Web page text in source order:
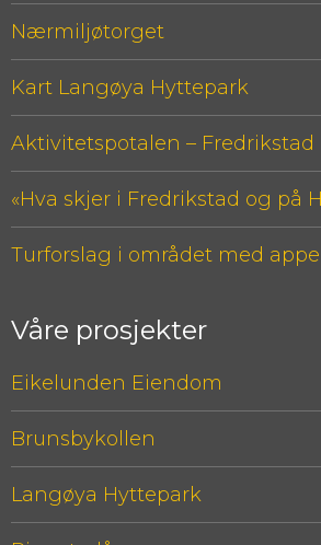
Nærmiljøtorget
Kart Langøya Hyttepark
Aktivitetspotalen – Fredrikstad
«Hva skjer i Fredrikstad og på
Turforslag i området med
Våre prosjekter
Eikelunden Eiendom
Brunsbykollen
Langøya Hyttepark